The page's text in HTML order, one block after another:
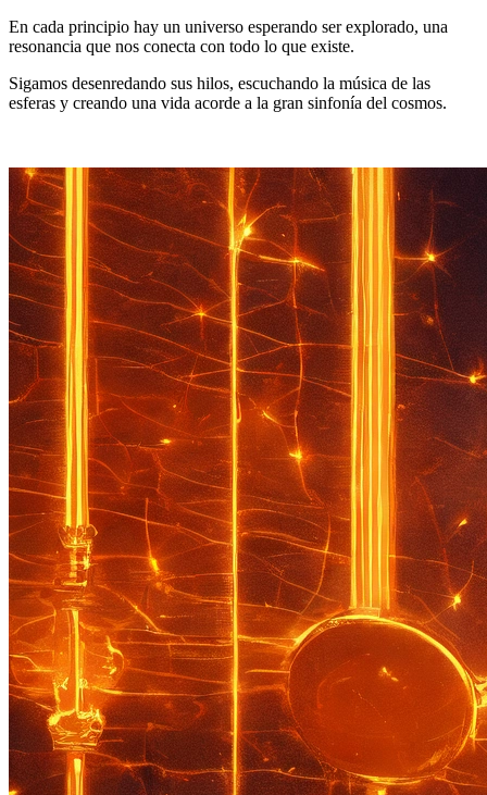
En cada principio hay un universo esperando ser explorado, una
resonancia que nos conecta con todo lo que existe.
Sigamos desenredando sus hilos, escuchando la música de las
esferas y creando una vida acorde a la gran sinfonía del cosmos.